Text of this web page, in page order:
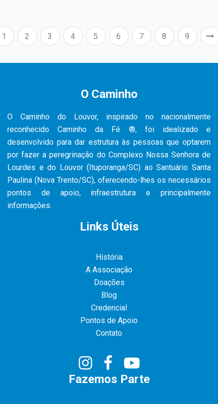
1 2 3 4 5 6 7 8 9
O Caminho
O Caminho do Louvor, inspirado no nacionalmente
reconhecido Caminho da Fé ®, foi idealizado e
desenvolvido para dar estrutura às pessoas que optarem
por fazer a peregrinação do Complexo Nossa Senhora de
Lourdes e do Louvor (Ituporanga/SC) ao Santuário Santa
Paulina (Nova Trento/SC), oferecendo-lhes os necessários
pontos de apoio, infraestrutura e principalmente
informações.
Links Úteis
História
A Associação
Doações
Blog
Credencial
Pontos de Apoio
Contato
Fazemos Parte